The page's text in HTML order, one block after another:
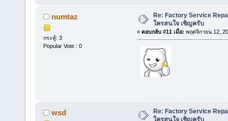
numtaz
กระทู้: 3
Popular Vote : 0
Re: Factory Service
ใครสนใจ เชิญครับ
« ตอบกลับ #11 เมื่อ: พฤศจิกายน 12,
wsd
Re: Factory Service
ใครสนใจ เชิญครับ